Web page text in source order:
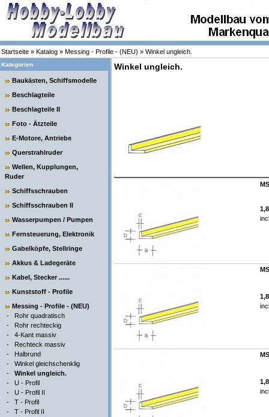
Startseite » Katalog » Messing - Profile - (NEU) » Winkel ungleich.
Kategorien
Baukästen, Schiffsmodelle
Beschlagteile
Beschlagteile II
Foto - Ätzteile
E-Motore, Antriebe
Querstrahlruder
Wellen, Kupplungen,
Ruder
Schiffsschrauben
Schiffsschrauben II
Wasserpumpen / Pumpen
Fernsteuerung, Elektronik
Gabelköpfe, Stellringe
Akkus & Ladegeräte
Kabel, Stecker ......
Kunststoff - Profile
Messing - Profile - (NEU)
- Rohr quadratisch
- Rohr rechteckig
- 4-Kant massiv
- Rechteck massiv
- Halbrund
- Winkel gleichschenklig
- Winkel ungleich.
- U - Profil
- U - Profil II
- T - Profil
- T - Profil II
Winkel ungleich.